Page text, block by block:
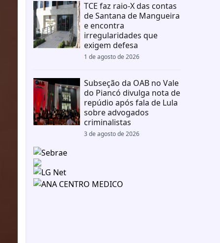
TCE faz raio-X das contas
de Santana de Mangueira
e encontra
irregularidades que
exigem defesa
1 de agosto de 2026
Subseção da OAB no Vale
do Piancó divulga nota de
repúdio após fala de Lula
sobre advogados
criminalistas
3 de agosto de 2026